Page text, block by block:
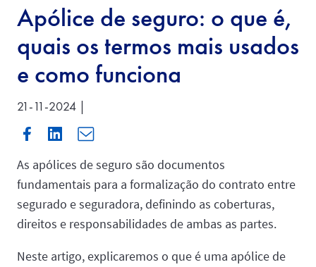
Apólice de seguro: o que é,
quais os termos mais usados
e como funciona
21-11-2024 |
As apólices de seguro são documentos
fundamentais para a formalização do contrato entre
segurado e seguradora, definindo as coberturas,
direitos e responsabilidades de ambas as partes.
Neste artigo, explicaremos o que é uma apólice de